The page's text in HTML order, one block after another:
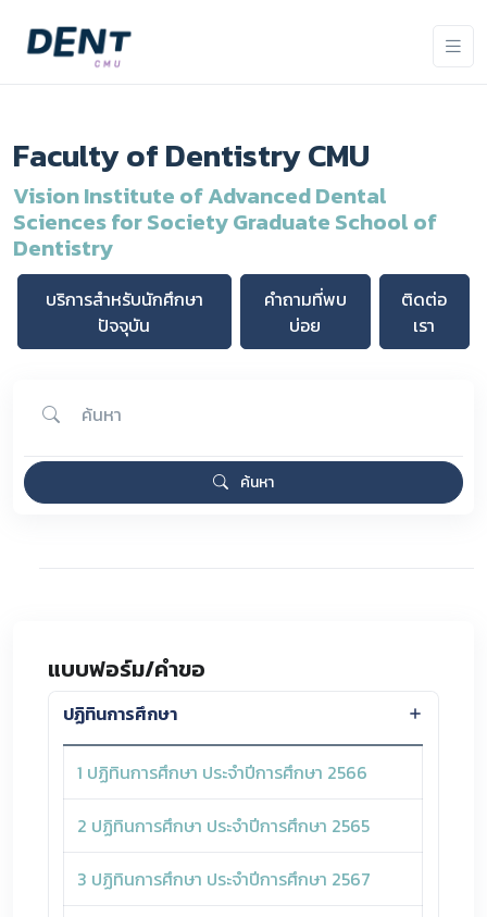
Faculty of Dentistry CMU
Vision Institute of Advanced Dental
Sciences for Society Graduate School of
Dentistry
บริการสำหรับนักศึกษา
ปัจจุบัน
คำถามที่พบ
บ่อย
ติดต่อ
เรา
ค้นหา
แบบฟอร์ม/คำขอ
ปฏิทินการศึกษา
1 ปฏิทินการศึกษา ประจำปีการศึกษา 2566
2 ปฏิทินการศึกษา ประจำปีการศึกษา 2565
3 ปฏิทินการศึกษา ประจำปีการศึกษา 2567